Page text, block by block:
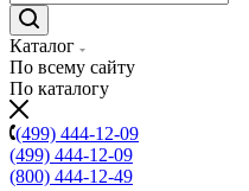
Каталог
По всему сайту
По каталогу
(499) 444-12-09
(499) 444-12-09
(800) 444-12-49